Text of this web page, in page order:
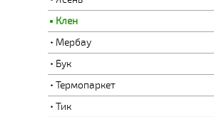
Клен
Мербау
Бук
Термопаркет
Тик